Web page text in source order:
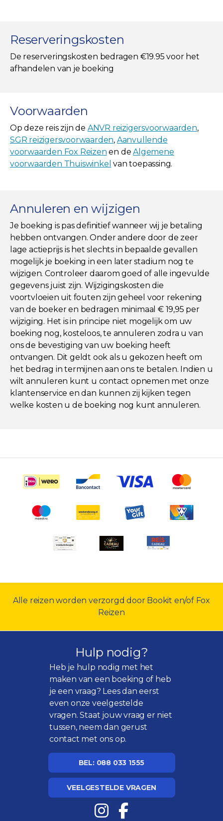
Reserveringskosten
De reserveringskosten bedragen €19.95 voor het
afhandelen van je boeking
Voorwaarden
Op deze reis zijn de ANVR reizigersvoorwaarden,
SGR reizigersvoorwaarden, Aanvullende
voorwaarden Fox Reizen en deAlgemene
voorwaarden Thuiswinkel van toepassing.
Annuleren en wijzigen
Je boeking is pas definitief wanneer wij je betaling
hebben ontvangen. Onder andere door de zeer
lage actieprijs is het slechts in bepaalde gevallen
mogelijk je boeking in een later stadium nog te
wijzigen. Controleer daarom goed of alle ingevulde
gegevens juist zijn. Wijzigingskosten die
voortvloeien uit fouten zijn geheel voor rekening
van de boeker en bedragen minimaal € 19,95 per
wijziging. Het is in principe niet mogelijk om uw
boeking nog, kosteloos, te annuleren zodra u van
ons de bevestiging van uw boeking heeft
ontvangen. Dit geldt ook als u gekozen heeft om
het bedrag in termijnen aan ons te betalen. Indien u
wilt annuleren kunt u contact opnemen met onze
klantenservice en dan kunnen zij kijken tegen
welke kosten u de boeking nog kunt annuleren.
Alle reizen worden verzorgd door Bookit en/of Fox
Reizen
Hulp nodig?
Heb je hulp nodig met het
maken van een boeking of heb
je een vraag? Lees dan eerst
even onzeveelgestelde
vragen. Staat jouw vraag er niet
tussen, neem dan gerust
contact met ons op.
BEL: 088 033 1555
VEELGESTELDE VRAGEN